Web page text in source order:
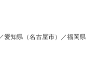
愛知県（名古屋市）／福岡県